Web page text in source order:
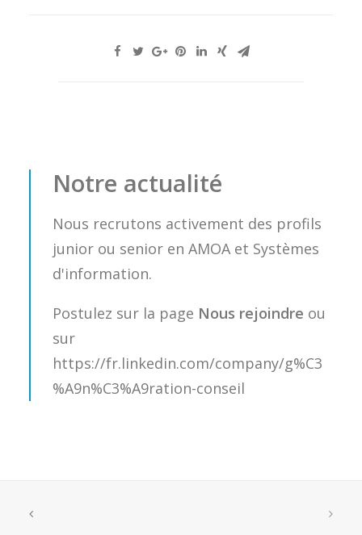
Notre actualité
Nous recrutons activement des profils
junior ou senior en AMOA et Systèmes
d'information.
Postulez sur la page Nous rejoindre ou
sur
https://fr.linkedin.com/company/g%C3
%A9n%C3%A9ration-conseil